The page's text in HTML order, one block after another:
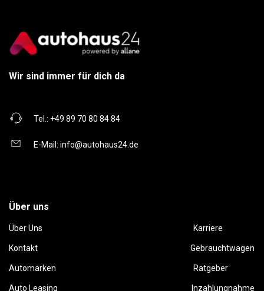
Wir sind immer für dich da
Tel.: +49 89 70 80 84 84
E-Mail: info@autohaus24.de
Über uns
Über Uns Karriere
Kontakt Gebrauchtwagen
Automarken Ratgeber
Auto Leasing Inzahlungnahme